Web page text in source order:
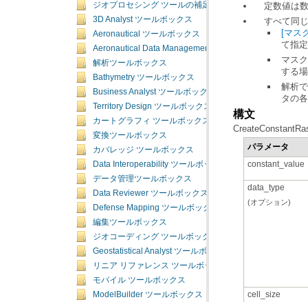
ジオプロセシング ツールの補足トピック
3D Analyst ツールボックス
Aeronautical ツールボックス
Aeronautical Data Management ツールボックス
解析ツールボックス
Bathymetry ツールボックス
Business Analyst ツールボックス
Territory Design ツールボックス
カートグラフィ ツールボックス
変換ツールボックス
カバレッジ ツールボックス
Data Interoperability ツールボックス
データ管理ツールボックス
Data Reviewer ツールボックス
Defense Mapping ツールボックス
編集ツールボックス
ジオコーディング ツールボックス
Geostatistical Analyst ツールボックス
リニア リファレンス ツールボックス
モバイル ツールボックス
ModelBuilder ツールボックス
定数値は
すべて同
[マス
て指
する
タの
構文
パラメータ
constant_value
data_type
(オプション)
cell_size